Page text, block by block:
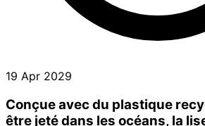
19 Apr 2029
Conçue avec du plastique
être jeté dans les océans, la